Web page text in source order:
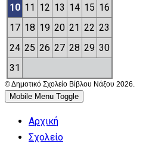
10 11 12 13 14 15 16
17 18 19 20 21 22 23
24 25 26 27 28 29 30
31
© Δημοτικό Σχολείο Βίβλου Νάξου 2026.
Mobile Menu Toggle
Αρχική
Σχολείο